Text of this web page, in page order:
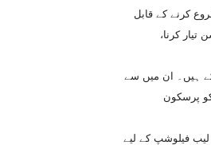
کرنے کے قابل
کرنا،
حاصل کرچکے ہیں۔ ان میں سے
کو پرسکون
کی سوک انوویشن لیب فیلوشپ کے لیے